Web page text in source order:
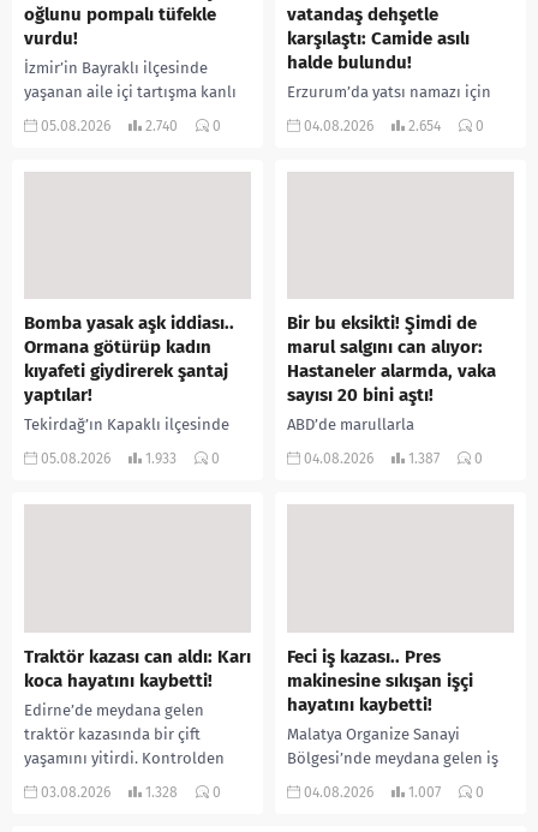
oğlunu pompalı tüfekle
vurdu!
İzmir’in Bayraklı ilçesinde
yaşanan aile içi tartışma kanlı
bitti. İddiaya göre, uzun süredir
05.08.2026 2.740 0
vatandaş dehşetle
karşılaştı: Camide asılı
halde bulundu!
Erzurum’da yatsı namazı için
camiye gelen bir vatandaş,
04.08.2026 2.654 0
Bomba yasak aşk iddiası..
Ormana götürüp kadın
kıyafeti giydirerek şantaj
yaptılar!
Tekirdağ’ın Kapaklı ilçesinde
bir kişiyi, arkadaşının eşiyle
05.08.2026 1.933 0
Bir bu eksikti! Şimdi de
marul salgını can alıyor:
Hastaneler alarmda, vaka
sayısı 20 bini aştı!
ABD’de marullarla
ilişkilendirilen siklospora
04.08.2026 1.387 0
Traktör kazası can aldı: Karı
koca hayatını kaybetti!
Edirne’de meydana gelen
traktör kazasında bir çift
yaşamını yitirdi. Kontrolden
çıkarak devrilen traktörün
03.08.2026 1.328 0
Feci iş kazası.. Pres
makinesine sıkışan işçi
hayatını kaybetti!
Malatya Organize Sanayi
Bölgesi’nde meydana gelen iş
kazasında, pres makinesine
04.08.2026 1.007 0